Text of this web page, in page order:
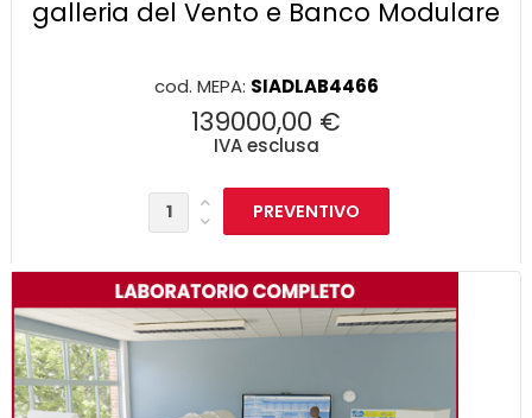
galleria del Vento e Banco Modulare
cod. MEPA: SIADLAB4466
139000,00 €
IVA esclusa